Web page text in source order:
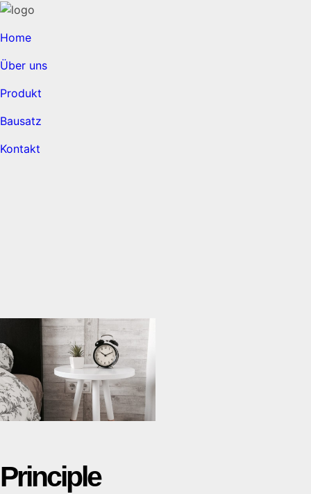
Home
Über uns
Produkt
Bausatz
Kontakt
Principle